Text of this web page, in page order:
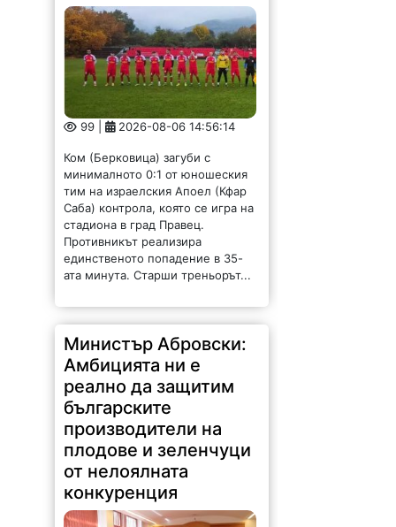
99 | 2026-08-06 14:56:14
Ком (Берковица) загуби с
минималното 0:1 от юношеския
тим на израелския Апоел (Кфар
Саба) контрола, която се игра на
стадиона в град Правец.
Противникът реализира
единственото попадение в 35-
ата минута. Старши треньорът...
Министър Абровски:
Амбицията ни е
реално да защитим
българските
производители на
плодове и зеленчуци
от нелоялната
конкуренция